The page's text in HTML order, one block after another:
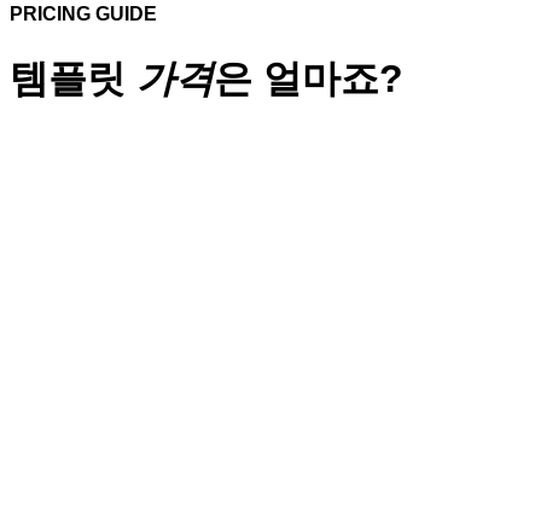
PRICING GUIDE
템플릿 가격은 얼마죠?